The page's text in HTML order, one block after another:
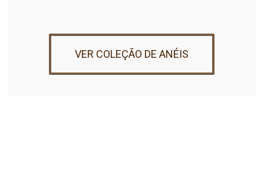
VER COLEÇÃO DE ANÉIS